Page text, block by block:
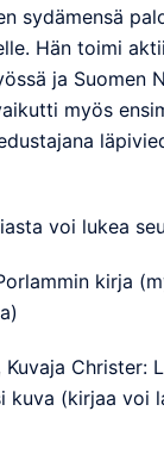
sydämensä
Hän toimi
ja Suomen
myös
voi lukea
kirja
Kuvaja Christer:
kuva (kirjaa voi